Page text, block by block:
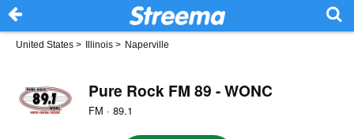
United States > Illinois > Naperville
Pure Rock FM 89 - WONC
FM · 89.1